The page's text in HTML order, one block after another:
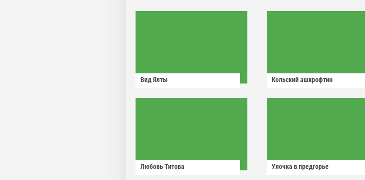
Вид Ялты Кольский ашкрофтин
Любовь Титова Улочка в предгорье